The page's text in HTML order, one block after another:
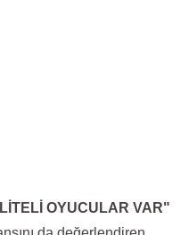
OYUCULAR VAR"